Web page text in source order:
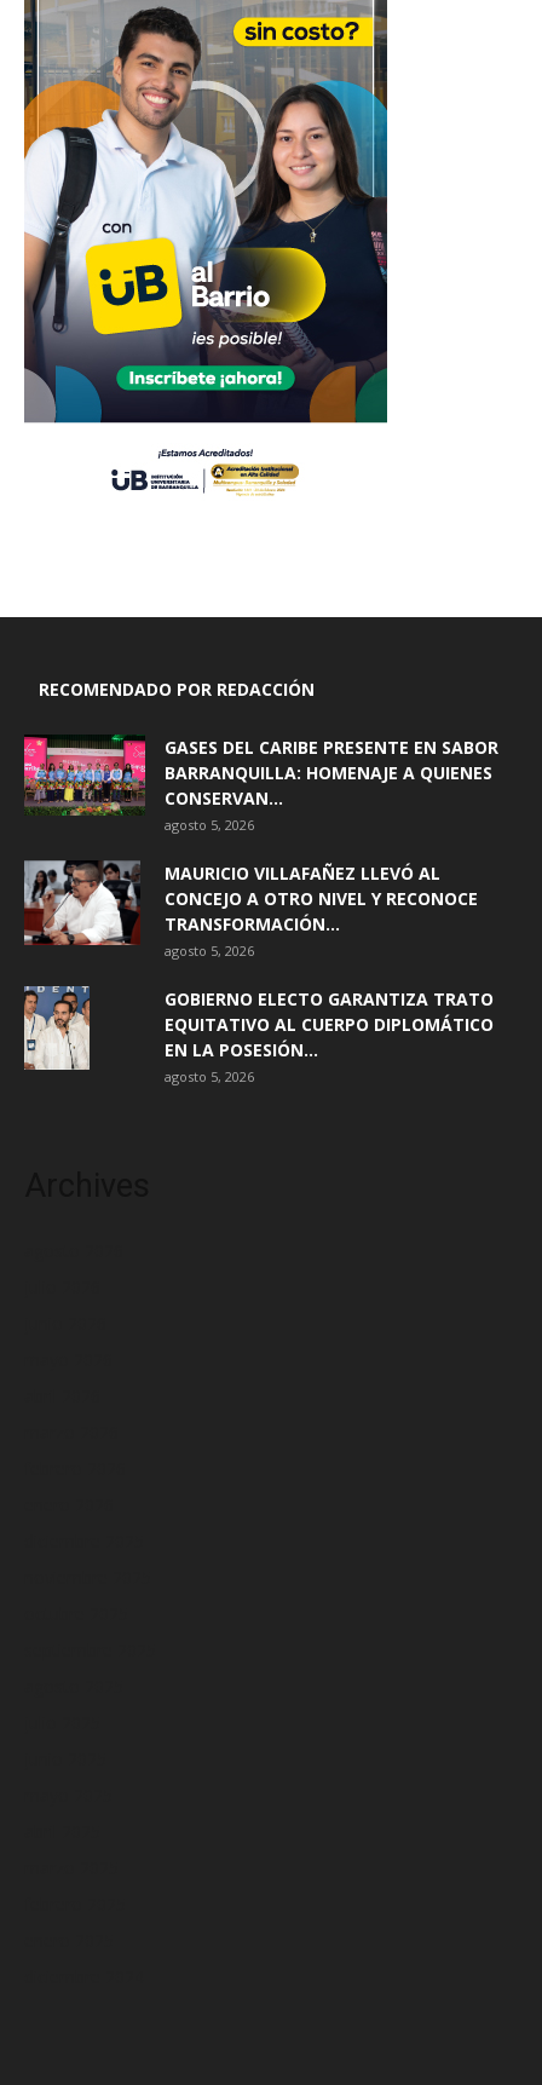
RECOMENDADO POR REDACCIÓN
GASES DEL CARIBE PRESENTE EN SABOR
BARRANQUILLA: HOMENAJE A QUIENES
CONSERVAN...
agosto 5, 2026
MAURICIO VILLAFAÑEZ LLEVÓ AL
CONCEJO A OTRO NIVEL Y RECONOCE
TRANSFORMACIÓN...
agosto 5, 2026
GOBIERNO ELECTO GARANTIZA TRATO
EQUITATIVO AL CUERPO DIPLOMÁTICO
EN LA POSESIÓN...
agosto 5, 2026